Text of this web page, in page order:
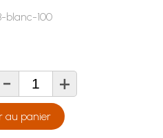
blanc-100
- +
au panier